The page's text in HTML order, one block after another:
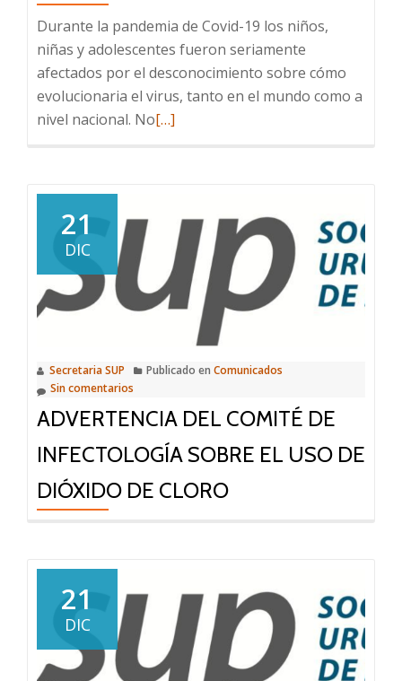
Durante la pandemia de Covid-19 los niños,
niñas y adolescentes fueron seriamente
afectados por el desconocimiento sobre cómo
evolucionaria el virus, tanto en el mundo como a
nivel nacional. NoLeer
seguro
necesario
a
presenciales
[…]
21
DIC
Secretaria SUP Publicado en Comunicados
Sin comentarios
ADVERTENCIA DEL COMITÉ DE
INFECTOLOGÍA SOBRE EL USO DE
DIÓXIDO DE CLORO
21
DIC